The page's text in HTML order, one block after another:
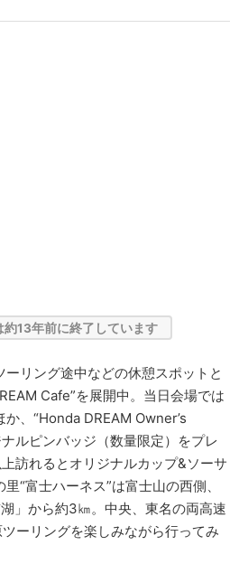
約13年前に終了しています
リング途中などの休憩スポットと
Cafe”を展開中。当日会場では
、“Honda DREAM Owner’s
ルピンバッジ（数量限定）をプレ
訪れるとオリジナルカップ&ソーサ
“富士ハーネス”は富士山の西側、
」から約3㎞。中央、東名の両高速
ーリングを楽しみながら行ってみ